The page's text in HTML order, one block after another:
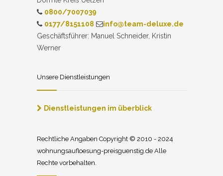
0800/7007039
0177/8151108
info@team-deluxe.de
Geschäftsführer: Manuel Schneider, Kristin
Werner
Unsere Dienstleistungen
Dienstleistungen im überblick
Rechtliche Angaben Copyright © 2010 - 2024
wohnungsaufloesung-preisguenstig.de Alle
Rechte vorbehalten.